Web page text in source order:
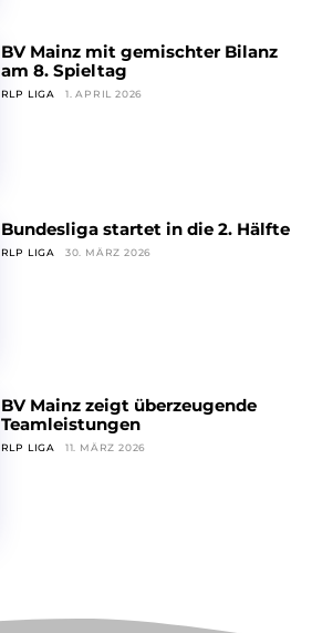
BV Mainz mit gemischter Bilanz
am 8. Spieltag
RLP LIGA 1. APRIL 2026
Bundesliga startet in die 2. Hälfte
RLP LIGA 30. MÄRZ 2026
BV Mainz zeigt überzeugende
Teamleistungen
RLP LIGA 11. MÄRZ 2026